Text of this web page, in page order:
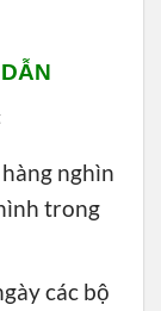
nghìn
trong
các bộ